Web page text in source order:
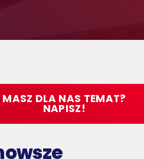
MASZ DLA NAS TEMAT?
NAPISZ!